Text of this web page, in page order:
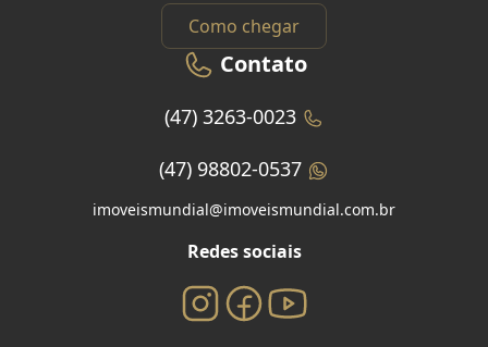
Como chegar
Contato
(47) 3263-0023
(47) 98802-0537
imoveismundial@imoveismundial.com.br
Redes sociais